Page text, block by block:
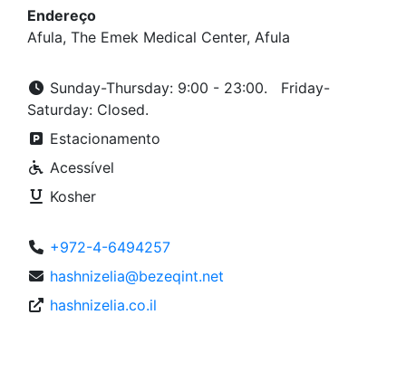
Endereço
Afula, The Emek Medical Center, Afula
Sunday-Thursday: 9:00 - 23:00. Friday-
Saturday: Closed.
Estacionamento
Acessível
Kosher
+972-4-6494257
hashnizelia@bezeqint.net
hashnizelia.co.il